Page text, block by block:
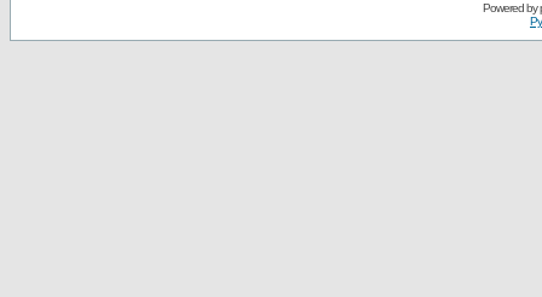
Powered by